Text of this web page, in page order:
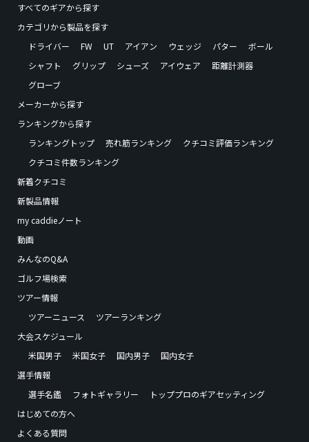
すべてのギアから探す
カテゴリから製品を探す
ドライバー
FW UT アイアン ウェッジ パター
ボール
シャフト
グリップ シューズ アイウェア
距離計測器
グローブ
メーカーから探す
ランキングから探す
ランキングトップ
売れ筋ランキング
クチコミ評価ランキング
クチコミ件数ランキング
新着クチコミ
新製品情報
my caddieノート
動画
みんなのQ&A
ゴルフ場検索
ツアー情報
ツアーニュース
ツアーランキング
大会スケジュール
米国男子
米国女子 国内男子
国内女子
選手情報
選手名鑑
フォトギャラリー
トッププロのギアセッティング
はじめての方へ
よくある質問